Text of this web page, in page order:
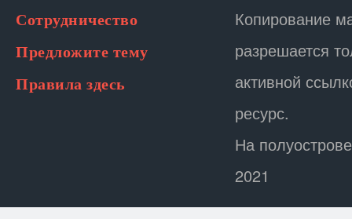
Сотрудничество
Предложите тему
Правила здесь
Копирование
разрешается
активной
ресурс.
На
2021